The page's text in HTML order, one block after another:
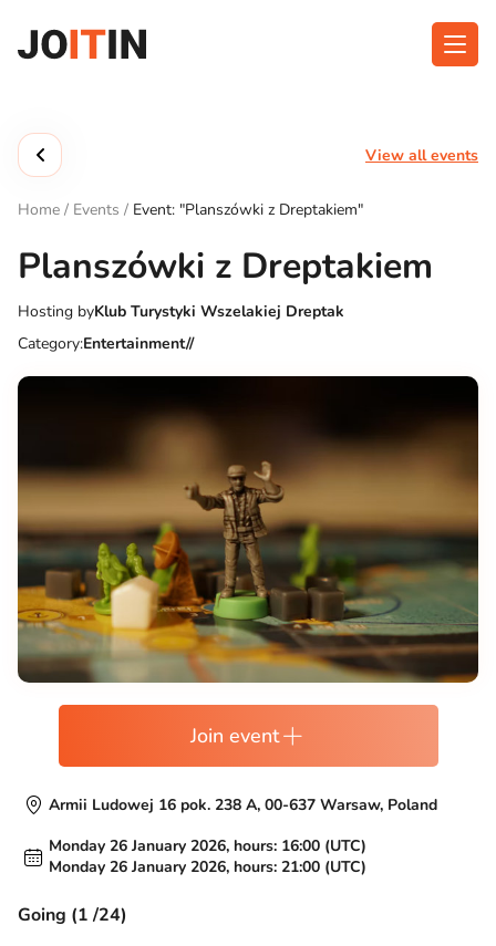
content
Get the App:
View all events
Home / Events / Event: "Planszówki z Dreptakiem"
Planszówki z Dreptakiem
Hosting byKlub Turystyki Wszelakiej Dreptak
Category:Entertainment//
Join event
Armii Ludowej 16 pok. 238 A, 00-637 Warsaw, Poland
Monday 26 January 2026, hours: 16:00 (UTC)
Monday 26 January 2026, hours: 21:00 (UTC)
Going (1 /24)